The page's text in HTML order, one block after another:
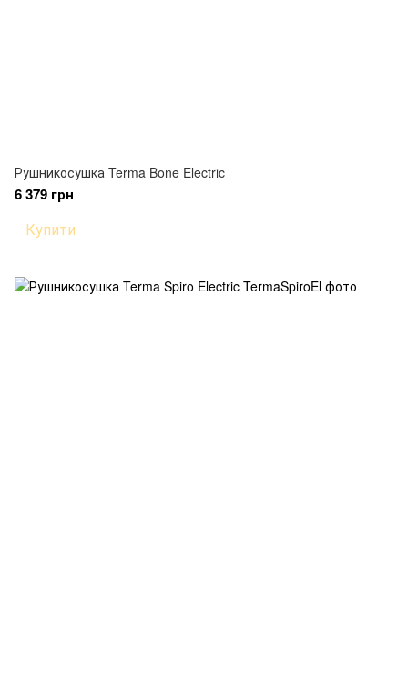
Рушникосушка Terma Bone Electric
6 379 грн
Купити